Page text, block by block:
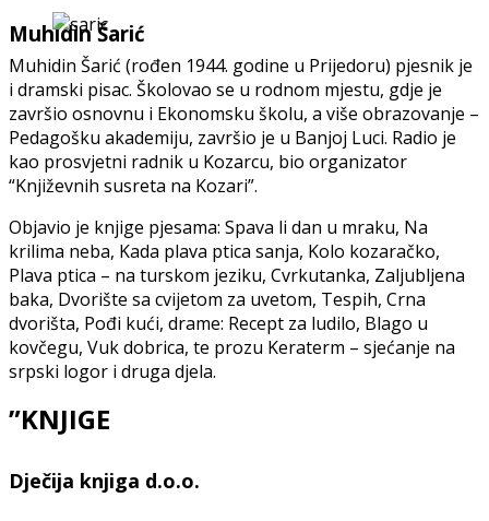
Muhidin Šarić
Muhidin Šarić (rođen 1944. godine u Prijedoru) pjesnik je
i dramski pisac. Školovao se u rodnom mjestu, gdje je
završio osnovnu i Ekonomsku školu, a više obrazovanje –
Pedagošku akademiju, završio je u Banjoj Luci. Radio je
kao prosvjetni radnik u Kozarcu, bio organizator
“Književnih susreta na Kozari”.
Objavio je knjige pjesama: Spava li dan u mraku, Na
krilima neba, Kada plava ptica sanja, Kolo kozaračko,
Plava ptica – na turskom jeziku, Cvrkutanka, Zaljubljena
baka, Dvorište sa cvijetom za uvetom, Tespih, Crna
dvorišta, Pođi kući, drame: Recept za ludilo, Blago u
kovčegu, Vuk dobrica, te prozu Keraterm – sjećanje na
srpski logor i druga djela.
”KNJIGE
Dječija knjiga d.o.o.